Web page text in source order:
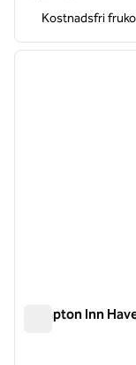
Kostnadsfri
1 av 12
Hampton Inn